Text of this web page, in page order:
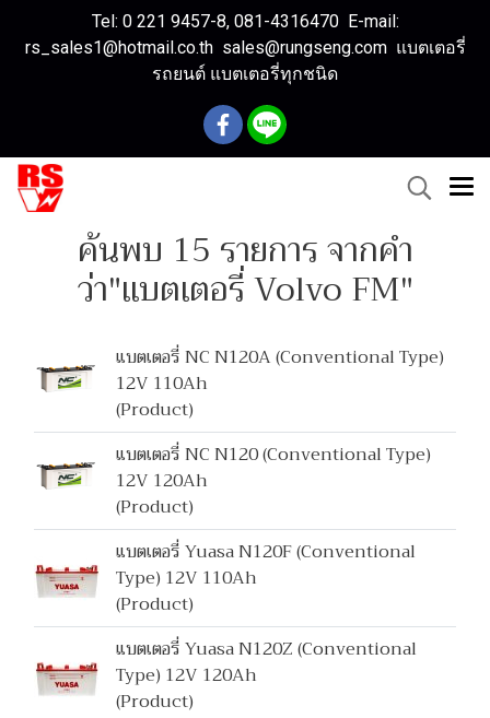
Tel: 0 221 9457-8, 081-4316470 E-mail:
rs_sales1@hotmail.co.th sales@rungseng.com แบตเตอรี่
รถยนต์ แบตเตอรี่ทุกชนิด
ค้นพบ 15 รายการ จากคำ
ว่า"แบตเตอรี่ Volvo FM"
แบตเตอรี่ NC N120A (Conventional Type)
12V 110Ah
(Product)
แบตเตอรี่ NC N120 (Conventional Type)
12V 120Ah
(Product)
แบตเตอรี่ Yuasa N120F (Conventional
Type) 12V 110Ah
(Product)
แบตเตอรี่ Yuasa N120Z (Conventional
Type) 12V 120Ah
(Product)